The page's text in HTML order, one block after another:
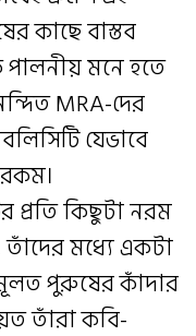
কাছে বাস্তব
পালনীয় মনে হতে
MRA-দের
যেভাবে
প্রতি কিছুটা নরম
মধ্যে একটা
পুরুষের কাঁদার
তাঁরা কবি-